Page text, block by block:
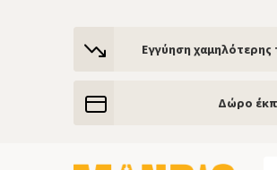
Εγγύηση χαμηλότερης
Δώρο